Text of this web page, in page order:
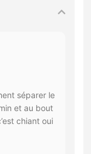
séparer le
et au bout
chiant oui